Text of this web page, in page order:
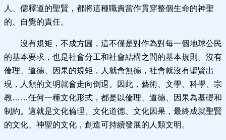
人、儒釋道的聖賢，都將這種職責當作貫穿整個生命的神聖
的、自覺的責任。
沒有規矩，不成方圓，這不僅是對作為對每一個地球公民
的基本要求，也是社會分工和社會結構之間的基本規則。沒有
倫理、道德、因果的規矩，人就會無德，社會就沒有聖賢出
現，人類的文明就會走向倒退。因此，藝術、文學、科學、宗
教……任何一種文化形式，都是以倫理、道德、因果為基礎和
制約。這就是文化倫理、文化道德、文化因果，最終成就聖賢
的文化、神聖的文化，創造可持續發展的人類文明。